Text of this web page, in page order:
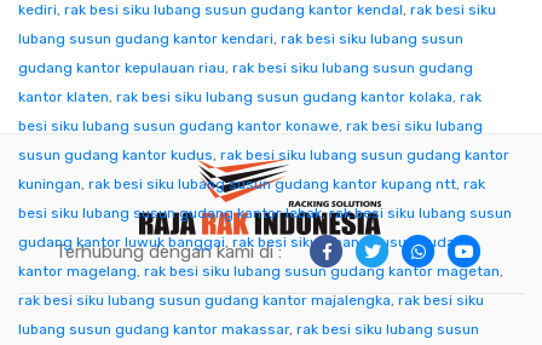
kediri, rak besi siku lubang susun gudang kantor kendal, rak besi siku
lubang susun gudang kantor kendari, rak besi siku lubang susun
gudang kantor kepulauan riau, rak besi siku lubang susun gudang
kantor klaten, rak besi siku lubang susun gudang kantor kolaka, rak
besi siku lubang susun gudang kantor konawe, rak besi siku lubang
susun gudang kantor kudus, rak besi siku lubang susun gudang kantor
kuningan, rak besi siku lubang susun gudang kantor kupang ntt, rak
besi siku lubang susun gudang kantor lebak,rak besi siku lubang susun
gudang kantor luwuk banggai, rak besi siku lubang susun gudang
kantor magelang, rak besi siku lubang susun gudang kantor magetan,
rak besi siku lubang susun gudang kantor majalengka, rak besi siku
lubang susun gudang kantor makassar, rak besi siku lubang susun
Terhubung dengan kami di :